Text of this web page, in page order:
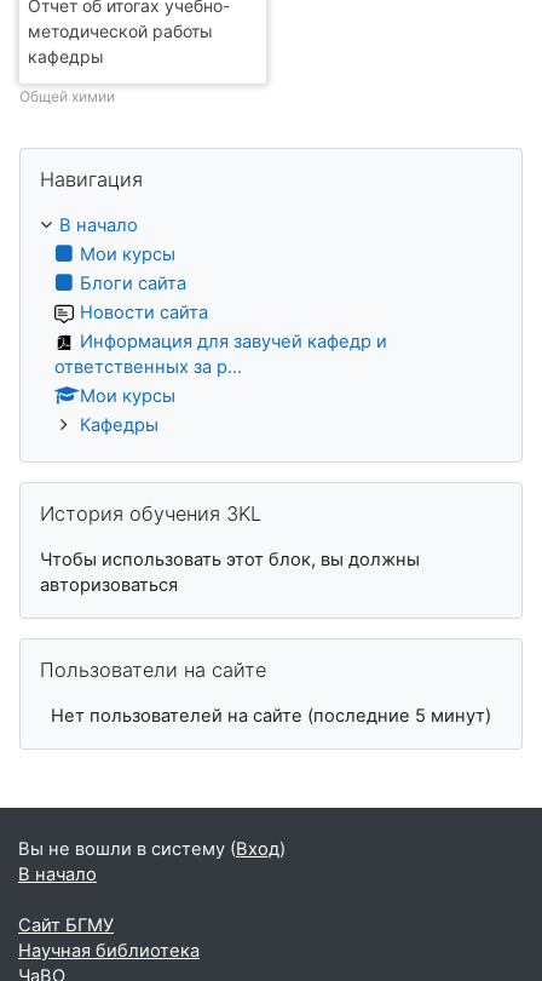
Отчет об итогах учебно-
методической работы
кафедры
Общей химии
Навигация
В начало
Мои курсы
Блоги сайта
Новости сайта
Информация для завучей кафедр и
ответственных за р...
Мои курсы
Кафедры
История обучения 3KL
Чтобы использовать этот блок, вы должны
авторизоваться
Пользователи на сайте
Нет пользователей на сайте (последние 5 минут)
Вы не вошли в систему (Вход)
В начало
Сайт БГМУ
Научная библиотека
ЧаВО